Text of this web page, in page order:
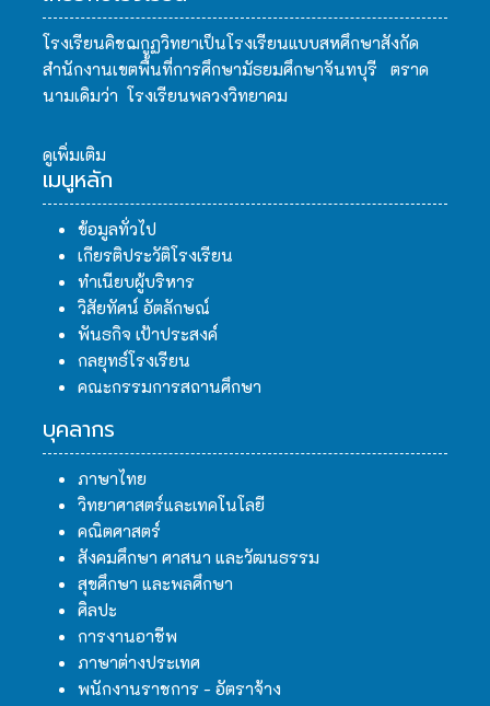
โรงเรียนคิชฌกูฏวิทยาเป็นโรงเรียนแบบสหศึกษาสังกัด
สำนักงานเขตพื้นที่การศึกษามัธยมศึกษาจันทบุรี ตราด
นามเดิมว่า โรงเรียนพลวงวิทยาคม
ดูเพิ่มเติม
เมนูหลัก
ข้อมูลทั่วไป
เกียรติประวัติโรงเรียน
ทำเนียบผู้บริหาร
วิสัยทัศน์ อัตลักษณ์
พันธกิจ เป้าประสงค์
กลยุทธ์โรงเรียน
คณะกรรมการสถานศึกษา
บุคลากร
ภาษาไทย
วิทยาศาสตร์และเทคโนโลยี
คณิตศาสตร์
สังคมศึกษา ศาสนา และวัฒนธรรม
สุขศึกษา และพลศึกษา
ศิลปะ
การงานอาชีพ
ภาษาต่างประเทศ
พนักงานราชการ - อัตราจ้าง